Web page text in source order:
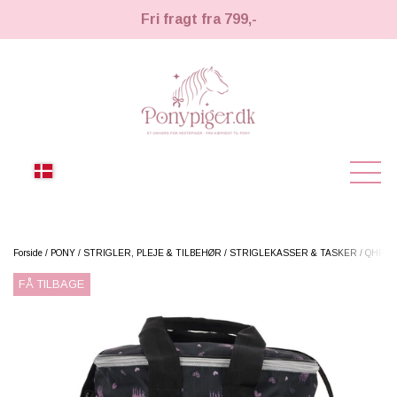
Fri fragt fra 799,-
NYHEDER
KÆPHESTE
STRIGLER & TILBEHØR
LEMIEUX TOY PONY
TIL HESTEPIGER
Forside PONY STRIGLER, PLEJE & TILBEHØR STRIGLEKASSER & TASKER QHP
FÅ TILBAGE